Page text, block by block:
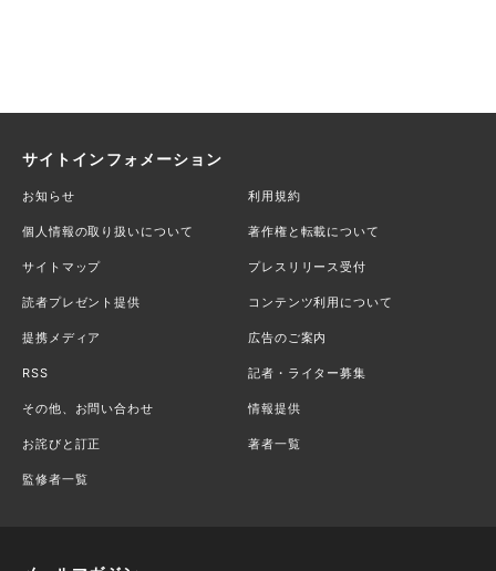
サイトインフォメーション
お知らせ 利用規約
個人情報の取り扱いについて 著作権と転載について
サイトマップ プレスリリース受付
読者プレゼント提供 コンテンツ利用について
提携メディア 広告のご案内
RSS 記者・ライター募集
その他、お問い合わせ 情報提供
お詫びと訂正 著者一覧
監修者一覧